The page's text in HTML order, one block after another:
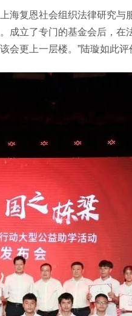
复恩社会组织法律研究与
成立了专门的基金会后，在
会更上一层楼。”陆璇如此评